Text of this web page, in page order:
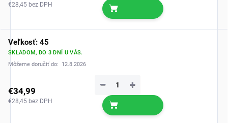
€28,45 bez DPH
Veľkosť: 45
SKLADOM, DO 3 DNÍ U VÁS.
Môžeme doručiť do:
12.8.2026
€34,99
€28,45 bez DPH
+
−